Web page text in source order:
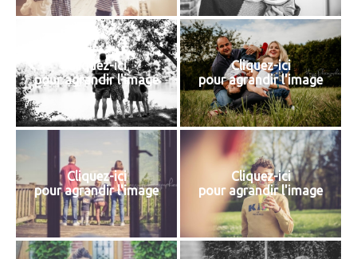
Cliquez-ici
pour agrandir l'image
Cliquez-ici
pour agrandir l'image
Cliquez-ici
pour agrandir l'image
Cliquez-ici
pour agrandir l'image